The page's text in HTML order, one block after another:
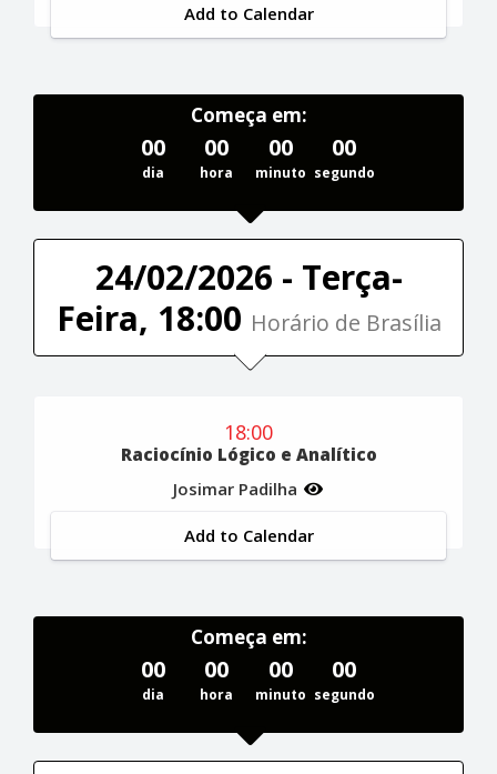
Add to Calendar
Começa em:
00
dia
00
hora
00
minuto
00
segundo
24/02/2026 - Terça-
Feira, 18:00 Horário de Brasília
18:00
Raciocínio Lógico e Analítico
Josimar Padilha
Add to Calendar
Começa em:
00
dia
00
hora
00
minuto
00
segundo